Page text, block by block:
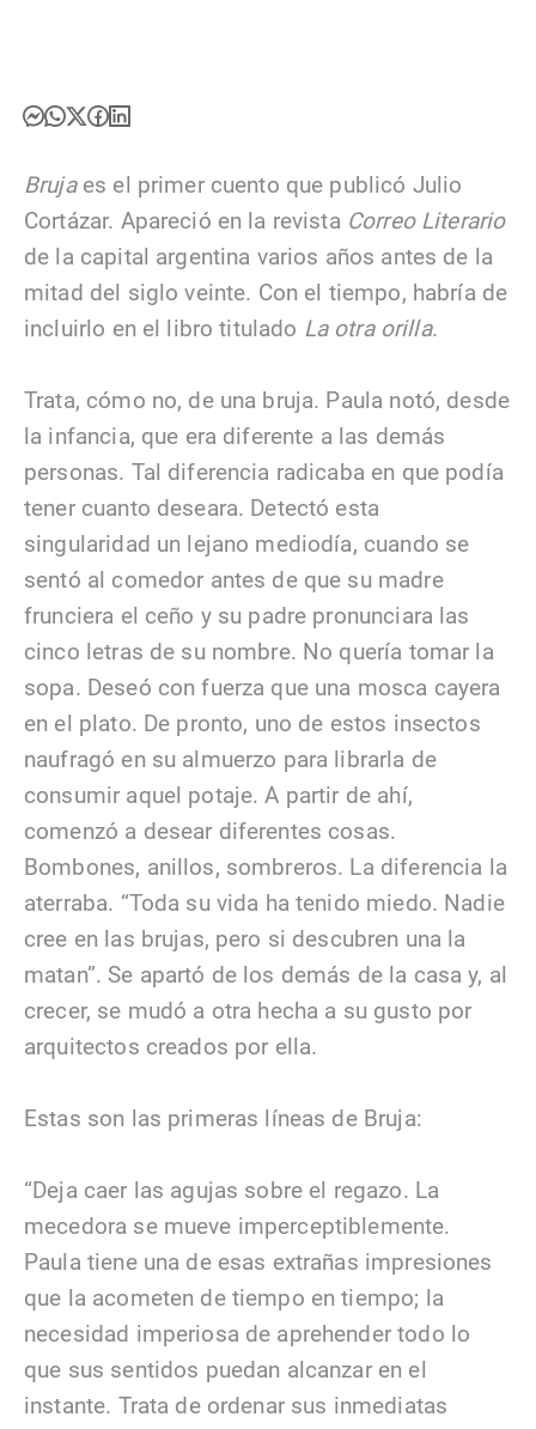
Brujaes el primer cuento que publicó Julio
Cortázar. Apareció en la revista Correo Literario
de la capital argentina varios años antes de la
mitad del siglo veinte. Con el tiempo, habría de
incluirlo en el libro titulado La otra orilla.
Trata, cómo no, de una bruja. Paula notó, desde
la infancia, que era diferente a las demás
personas. Tal diferencia radicaba en que podía
tener cuanto deseara. Detectó esta
singularidad un lejano mediodía, cuando se
sentó al comedor antes de que su madre
frunciera el ceño y su padre pronunciara las
cinco letras de su nombre. No quería tomar la
sopa. Deseó con fuerza que una mosca cayera
en el plato. De pronto, uno de estos insectos
naufragó en su almuerzo para librarla de
consumir aquel potaje. A partir de ahí,
comenzó a desear diferentes cosas.
Bombones, anillos, sombreros. La diferencia la
aterraba. “Toda su vida ha tenido miedo. Nadie
cree en las brujas, pero si descubren una la
matan”. Se apartó de los demás de la casa y, al
crecer, se mudó a otra hecha a su gusto por
arquitectos creados por ella.
Estas son las primeras líneas de Bruja:
“Deja caer las agujas sobre el regazo. La
mecedora se mueve imperceptiblemente.
Paula tiene una de esas extrañas impresiones
que la acometen de tiempo en tiempo; la
necesidad imperiosa de aprehender todo lo
que sus sentidos puedan alcanzar en el
instante. Trata de ordenar sus inmediatas